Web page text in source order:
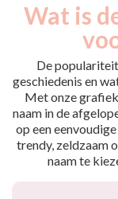
Wat is
De
geschiedenis en
Met onze
naam in de
op een
trendy, zeldzaam
naam te
Popularité du
prénom Kaleb par
année
Année
Nouveaux-
nés